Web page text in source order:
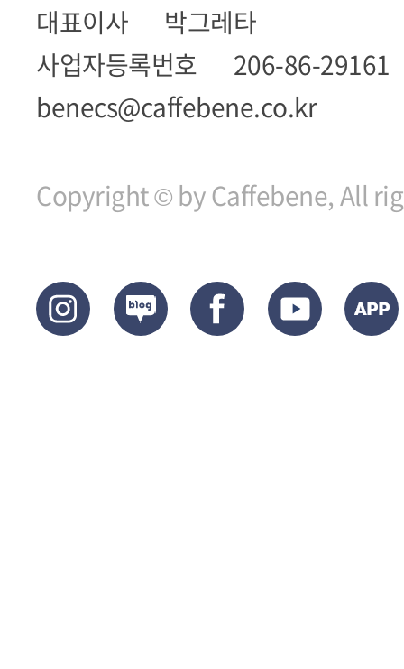
대표이사
박그레타
사업자등록번호
206-86-29161
benecs@caffebene.co.kr
Copyright © by Caffebene, All